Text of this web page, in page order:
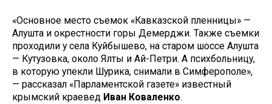
«Основное место съемок «Кавказской пленницы» —
Алушта и окрестности горы Демерджи. Также съемки
проходили у села Куйбышево, на старом шоссе Алушта
— Кутузовка, около Ялты и Ай-Петри. А психбольницу,
в которую упекли Шурика, снимали в Симферополе»,
— рассказал «Парламентской газете» известный
крымский краевед Иван Коваленко.